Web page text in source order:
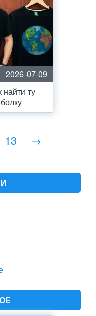
2026-07-09
найти ту
13 →